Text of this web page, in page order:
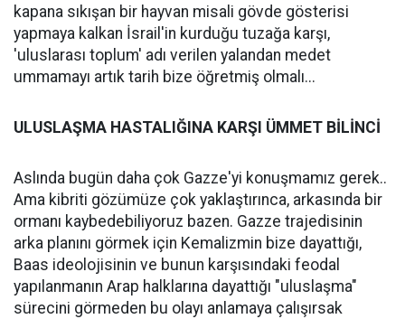
kapana sıkışan bir hayvan misali gövde gösterisi
yapmaya kalkan İsrail'in kurduğu tuzağa karşı,
'uluslarası toplum' adı verilen yalandan medet
ummamayı artık tarih bize öğretmiş olmalı...
ULUSLAŞMA HASTALIĞINA KARŞI ÜMMET BİLİNCİ
Aslında bugün daha çok Gazze'yi konuşmamız gerek..
Ama kibriti gözümüze çok yaklaştırınca, arkasında bir
ormanı kaybedebiliyoruz bazen. Gazze trajedisinin
arka planını görmek için Kemalizmin bize dayattığı,
Baas ideolojisinin ve bunun karşısındaki feodal
yapılanmanın Arap halklarına dayattığı "uluslaşma"
sürecini görmeden bu olayı anlamaya çalışırsak